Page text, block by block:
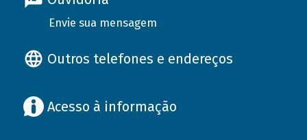
Envie sua mensagem
Outros telefones e endereços
Acesso à informação